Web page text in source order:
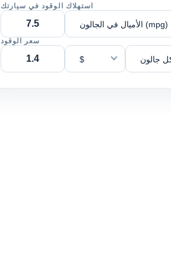
استهلاك الوقود في سيارتك
الأميال في الجالون (mpg)
سعر الوقود
$ جالون